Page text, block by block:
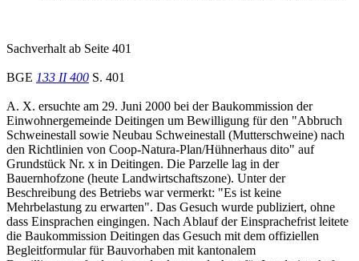
Sachverhalt ab Seite 401
BGE 133 II 400 S. 401
A. X. ersuchte am 29. Juni 2000 bei der Baukommission der
Einwohnergemeinde Deitingen um Bewilligung für den "Abbruch
Schweinestall sowie Neubau Schweinestall (Mutterschweine) nach
den Richtlinien von Coop-Natura-Plan/Hühnerhaus dito" auf
Grundstück Nr. x in Deitingen. Die Parzelle lag in der
Bauernhofzone (heute Landwirtschaftszone). Unter der
Beschreibung des Betriebs war vermerkt: "Es ist keine
Mehrbelastung zu erwarten". Das Gesuch wurde publiziert, ohne
dass Einsprachen eingingen. Nach Ablauf der Einsprachefrist leitete
die Baukommission Deitingen das Gesuch mit dem offiziellen
Begleitformular für Bauvorhaben mit kantonalem